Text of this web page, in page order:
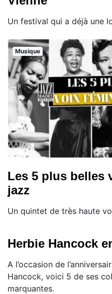
Un festival qui a déjà une
Musique
Les 5 plus belles
jazz
Un quintet de très haute
Herbie Hancock
A l’occasion de
Hancock, voici 5 de ses
marquantes.